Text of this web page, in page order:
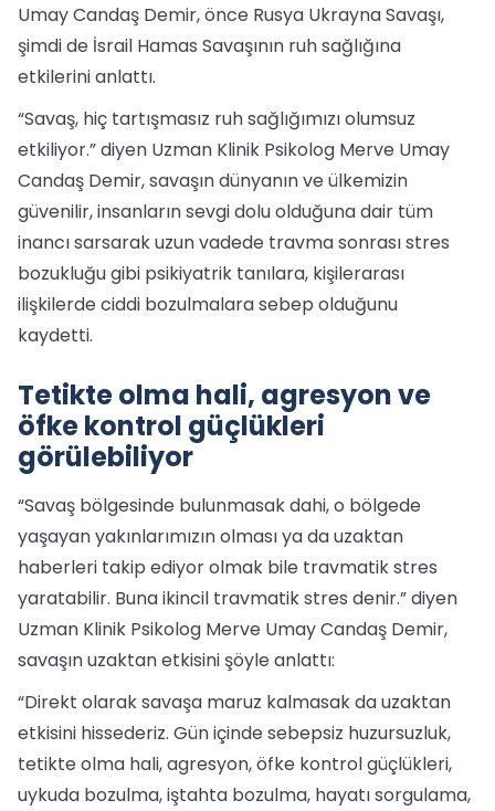
Umay Candaş Demir, önce Rusya Ukrayna Savaşı,
şimdi de İsrail Hamas Savaşının ruh sağlığına
etkilerini anlattı.
“Savaş, hiç tartışmasız ruh sağlığımızı olumsuz
etkiliyor.” diyen Uzman Klinik Psikolog Merve Umay
Candaş Demir, savaşın dünyanın ve ülkemizin
güvenilir, insanların sevgi dolu olduğuna dair tüm
inancı sarsarak uzun vadede travma sonrası stres
bozukluğu gibi psikiyatrik tanılara, kişilerarası
ilişkilerde ciddi bozulmalara sebep olduğunu
kaydetti.
Tetikte olma hali, agresyon ve
öfke kontrol güçlükleri
görülebiliyor
“Savaş bölgesinde bulunmasak dahi, o bölgede
yaşayan yakınlarımızın olması ya da uzaktan
haberleri takip ediyor olmak bile travmatik stres
yaratabilir. Buna ikincil travmatik stres denir.” diyen
Uzman Klinik Psikolog Merve Umay Candaş Demir,
savaşın uzaktan etkisini şöyle anlattı:
“Direkt olarak savaşa maruz kalmasak da uzaktan
etkisini hissederiz. Gün içinde sebepsiz huzursuzluk,
tetikte olma hali, agresyon, öfke kontrol güçlükleri,
uykuda bozulma, iştahta bozulma, hayatı sorgulama,